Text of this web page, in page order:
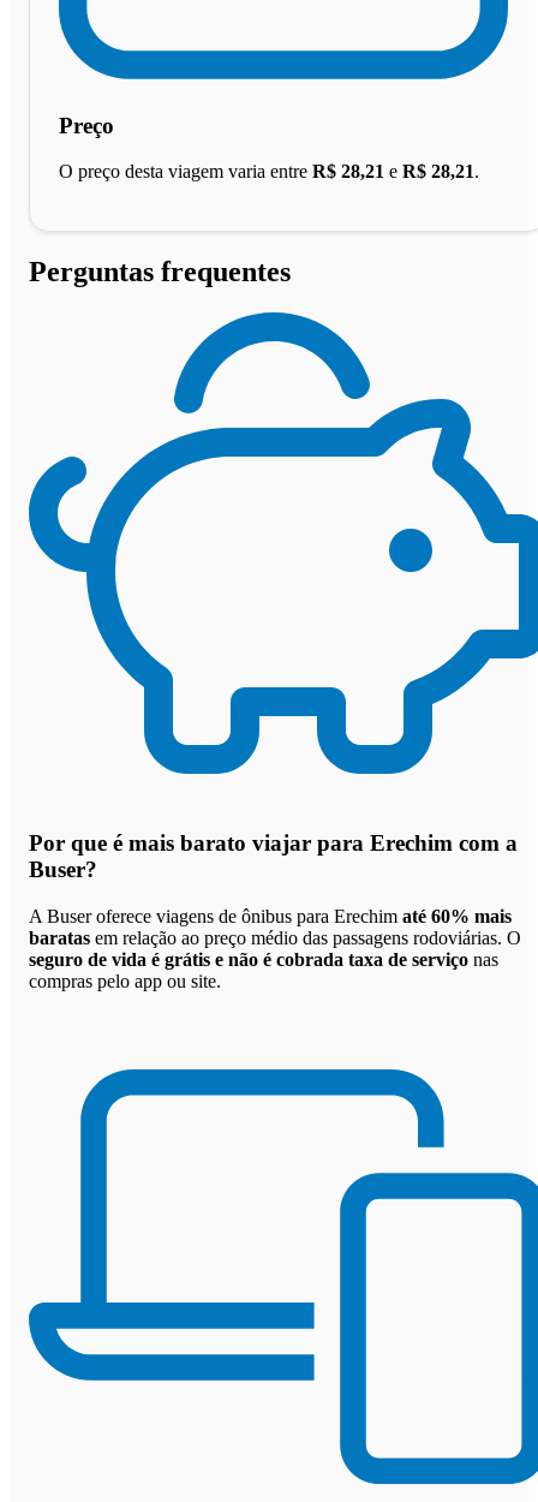
Preço
O preço desta viagem varia entre R$ 28,21 e R$ 28,21.
Perguntas frequentes
Por que é mais barato viajar para Erechim com a
Buser?
A Buser oferece viagens de ônibus para Erechim até 60% mais
baratas em relação ao preço médio das passagens rodoviárias. O
seguro de vida é grátis e não é cobrada taxa de serviço nas
compras pelo app ou site.